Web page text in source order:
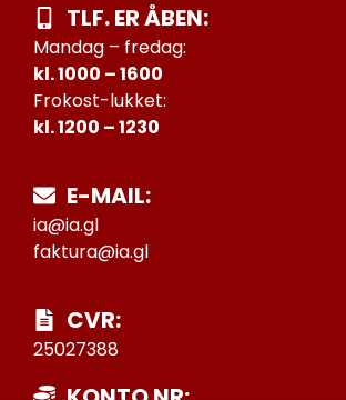
TLF. ER ÅBEN:
Mandag – fredag:
kl. 1000 – 1600
Frokost-lukket:
kl. 1200 – 1230
E-MAIL:
ia@ia.gl
faktura@ia.gl
CVR:
25027388